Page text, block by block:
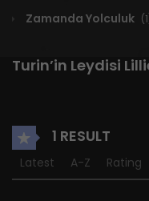
Zamanda Yolculuk
Turin’in Leydisi
1 RESULT
Latest A-Z Rating